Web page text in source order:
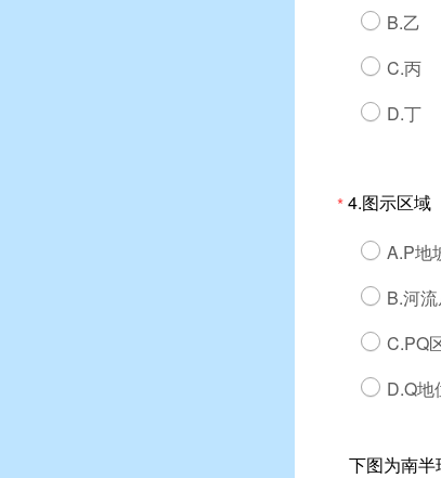
B.乙
C.丙
D.丁
*4.图示区域
A.P地
B.河
C.PQ
D.Q地
下图为南半